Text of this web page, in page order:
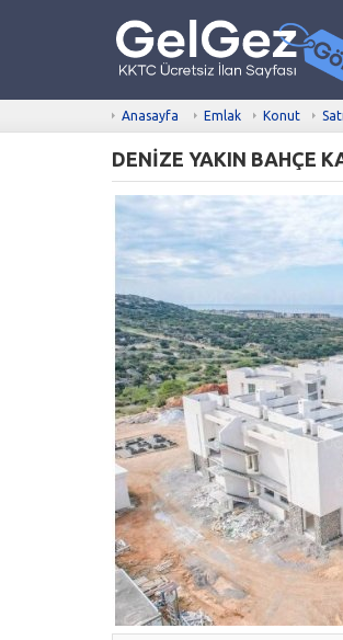
Anasayfa Emlak Konut
DENİZE YAKIN BAHÇE